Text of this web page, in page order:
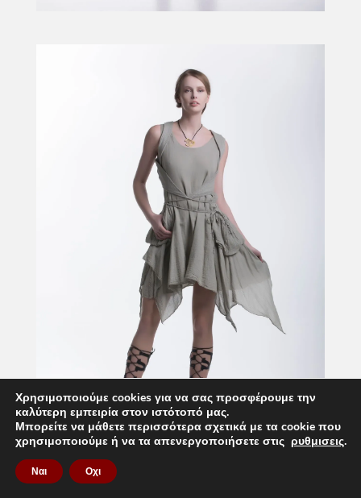
Χρησιμοποιούμε cookies για να σας προσφέρουμε την
καλύτερη εμπειρία στον ιστότοπό μας.
Μπορείτε να μάθετε περισσότερα σχετικά με τα cookie που
χρησιμοποιούμε ή να τα απενεργοποιήσετε στις ρυθμισεις.
Ναι Οχι